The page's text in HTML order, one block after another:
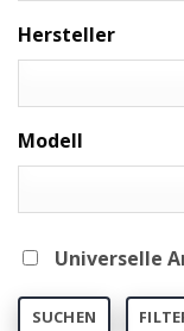
Hersteller
Modell
Universelle
SUCHEN